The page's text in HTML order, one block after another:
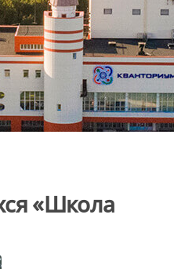
«Школа